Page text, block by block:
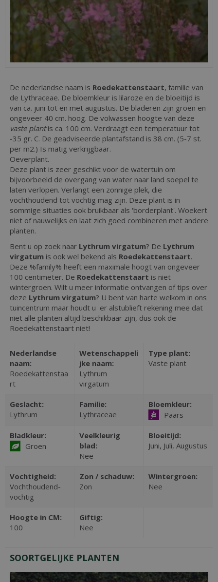
De nederlandse naam is Roedekattenstaart, familie van
de Lythraceae. De bloemkleur is lilaroze en de bloeitijd is
van ca. juni tot en met augustus. De bladeren zijn groen en
ongeveer 40 cm. hoog. De volwassen hoogte van deze
vaste plantis ca. 100 cm. Verdraagt een temperatuur tot
-35 gr. C. De geadviseerde plantafstand is 38 cm. (5-7 st.
per m2.) Is matig verkrijgbaar.
Oeverplant.
Deze plant is zeer geschikt voor de watertuin om
bijvoorbeeld de overgang van water naar land soepel te
laten verlopen. Verlangt een zonnige plek, die
vochthoudend tot vochtig mag zijn. Deze plant is in
sommige situaties ook bruikbaar als 'borderplant'. Woekert
niet of nauwelijks en laat zich goed combineren met andere
planten.
Bent u op zoek naar Lythrum virgatum? De Lythrum
virgatum is ook wel bekend als Roedekattenstaart.
Deze %family% heeft een maximale hoogt van ongeveer
100 centimeter. De Roedekattenstaart is niet
wintergroen. Wilt u meer informatie ontvangen of tips over
deze Lythrum virgatum? U bent van harte welkom in ons
tuincentrum maar houdt u er alstublieft rekening mee dat
niet alle planten altijd beschikbaar zijn, dus ook de
Roedekattenstaart niet!
Nederlandse
naam:
Roedekattenstaa
rt
Wetenschappeli
jke naam:
Lythrum
virgatum
Type plant:
Vaste plant
Geslacht:
Lythrum
Familie:
Lythraceae
Bloemkleur:
Paars
Bladkleur:
Groen
Veelkleurig
blad:
Nee
Bloeitijd:
Juni, Juli, Augustus
Vochtigheid:
Vochthoudend-
vochtig
Zon / schaduw:
Zon
Wintergroen:
Nee
Hoogte in CM:
100
Giftig:
Nee
SOORTGELIJKE PLANTEN